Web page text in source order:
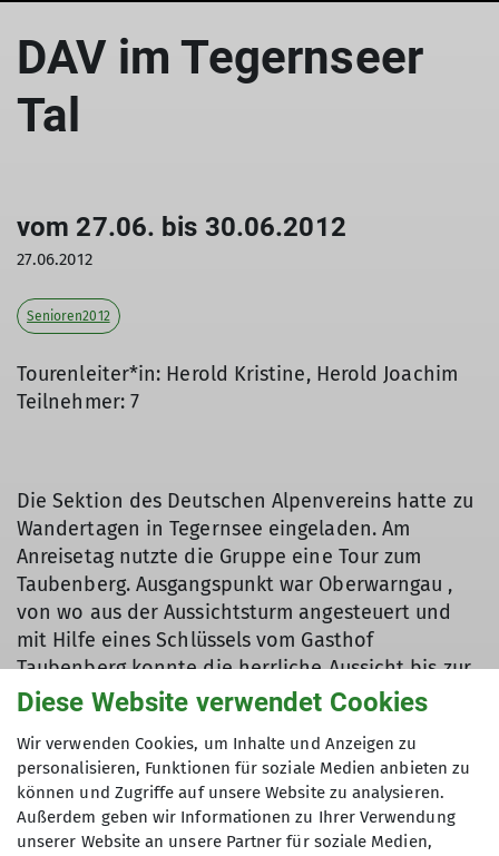
DAV im Tegernseer
Tal
vom 27.06. bis 30.06.2012
27.06.2012
Senioren2012
Tourenleiter*in: Herold Kristine, Herold Joachim
Teilnehmer: 7
Die Sektion des Deutschen Alpenvereins hatte zu
Wandertagen in Tegernsee eingeladen. Am
Anreisetag nutzte die Gruppe eine Tour zum
Taubenberg. Ausgangspunkt war Oberwarngau ,
von wo aus der Aussichtsturm angesteuert und
mit Hilfe eines Schlüssels vom Gasthof
Taubenberg konnte die herrliche Aussicht bis zur
Zugspitze, den Chiemgauer Alpen und den
werden. Auf einem Rundkurs wanderte man am
Wallfahrtskirchlein Nüchternbrunn vorbei, um
wieder zum Ausgangspunkt zu gelangen.
Den nächsten Tag nutzte die Gruppe, um vom
Diese Website verwendet Cookies
Wir verwenden Cookies, um Inhalte und Anzeigen zu
personalisieren, Funktionen für soziale Medien anbieten zu
können und Zugriffe auf unsere Website zu analysieren.
Außerdem geben wir Informationen zu Ihrer Verwendung
unserer Website an unsere Partner für soziale Medien,